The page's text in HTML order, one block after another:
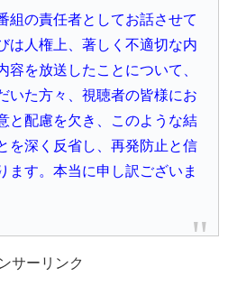
の責任者としてお話させて
は人権上、著しく不適切な内
容を放送したことについて、
いた方々、視聴者の皆様にお
と配慮を欠き、このような結
を深く反省し、再発防止と信
ます。本当に申し訳ございま
サーリンク